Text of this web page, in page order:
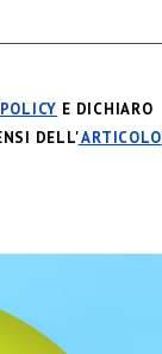
E DICHIARO
DELL'ARTICOLO